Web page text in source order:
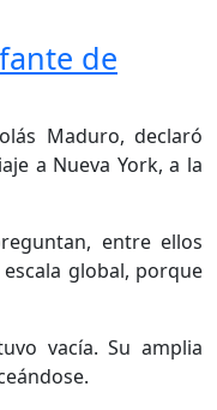
de
Maduro, declaró
a Nueva York, a la
entre ellos
global, porque
vacía. Su amplia